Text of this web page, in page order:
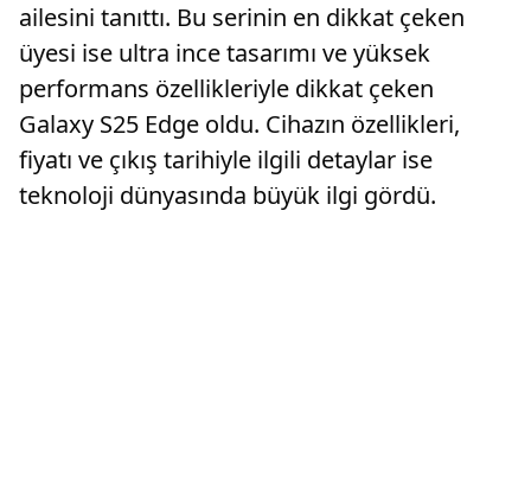
ailesini tanıttı. Bu serinin en dikkat çeken
üyesi ise ultra ince tasarımı ve yüksek
performans özellikleriyle dikkat çeken
Galaxy S25 Edge oldu. Cihazın özellikleri,
fiyatı ve çıkış tarihiyle ilgili detaylar ise
teknoloji dünyasında büyük ilgi gördü.